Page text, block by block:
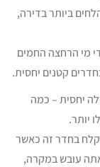
ביותר בדירה,
מי הרחצה החמים
קטנים יחסית.
יחסית – כמה
יותר.
בחדר זה כאשר
עובש במקרה,